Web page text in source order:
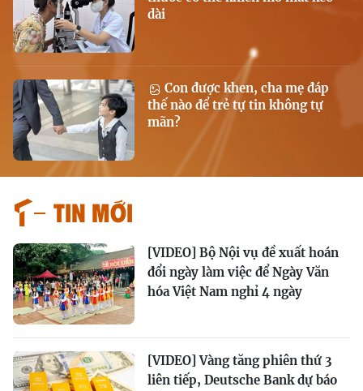
dài
Con được khen, cha mẹ đáp
thế nào để trẻ tự tin không tự
mãn?
Tin mới
[VIDEO] Bộ Nội vụ đề xuất hoán
đổi ngày làm việc để Ngày Văn
hóa Việt Nam nghỉ 4 ngày
[VIDEO] Vàng tăng phiên thứ 3
liên tiếp, Deutsche Bank dự báo